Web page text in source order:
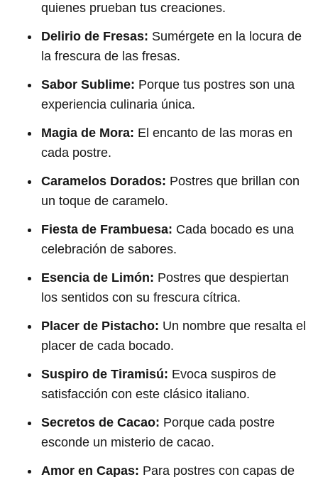
quienes prueban tus creaciones.
Delirio de Fresas: Sumérgete en la locura de
la frescura de las fresas.
Sabor Sublime: Porque tus postres son una
experiencia culinaria única.
Magia de Mora: El encanto de las moras en
cada postre.
Caramelos Dorados: Postres que brillan con
un toque de caramelo.
Fiesta de Frambuesa: Cada bocado es una
celebración de sabores.
Esencia de Limón: Postres que despiertan
los sentidos con su frescura cítrica.
Placer de Pistacho: Un nombre que resalta el
placer de cada bocado.
Suspiro de Tiramisú: Evoca suspiros de
satisfacción con este clásico italiano.
Secretos de Cacao: Porque cada postre
esconde un misterio de cacao.
Amor en Capas: Para postres con capas de